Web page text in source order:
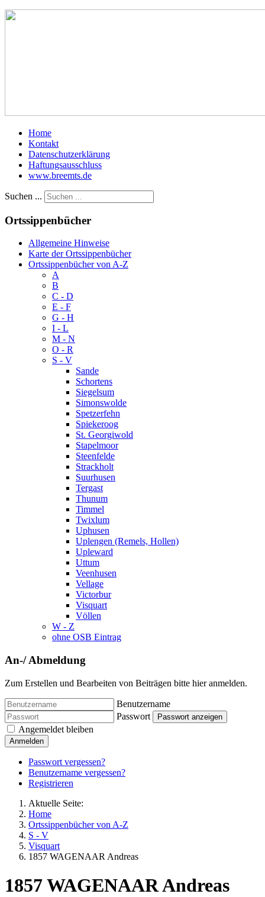
Home
Kontakt
Datenschutzerklärung
Haftungsausschluss
www.breemts.de
Suchen ...
Ortssippenbücher
Allgemeine Hinweise
Karte der Ortssippenbücher
Ortssippenbücher von A-Z
A
B
C - D
E - F
G - H
I - L
M - N
O - R
S - V
Sande
Schortens
Siegelsum
Simonswolde
Spetzerfehn
Spiekeroog
St. Georgiwold
Stapelmoor
Steenfelde
Strackholt
Suurhusen
Tergast
Thunum
Timmel
Twixlum
Uphusen
Uplengen (Remels, Hollen)
Upleward
Uttum
Veenhusen
Vellage
Victorbur
Visquart
Völlen
W - Z
ohne OSB Eintrag
An-/ Abmeldung
Zum Erstellen und Bearbeiten von Beiträgen bitte hier anmelden.
Benutzername
Passwort
Passwort anzeigen
Angemeldet bleiben
Anmelden
Passwort vergessen?
Benutzername vergessen?
Registrieren
Aktuelle Seite:
Home
Ortssippenbücher von A-Z
S - V
Visquart
1857 WAGENAAR Andreas
1857 WAGENAAR Andreas